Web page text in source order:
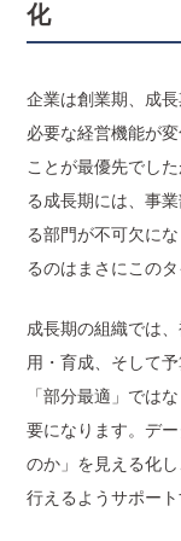
化
企業は創業期、成
必要な経営機能が
ことが最優先でし
る成長期には、事
る部門が不可欠に
るのはまさにこのタ
成長期の組織では
用・育成、そして
「部分最適」では
要になります。デ
のか」を見える化
行えるようサポー